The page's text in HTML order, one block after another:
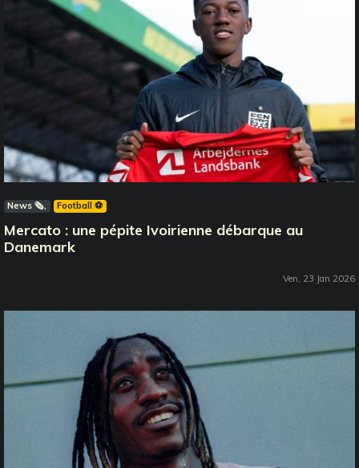
News 🗞️ Football ⚽️
Mercato : une pépite Ivoirienne débarque au
Danemark
Ven, 23 Jan 2026